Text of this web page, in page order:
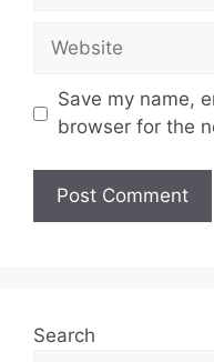
Website
Save my name,
browser for the
Search